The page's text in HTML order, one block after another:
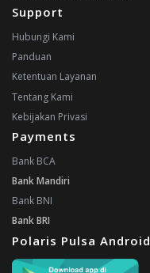
Support
Hubungi Kami
Panduan
Ketentuan Layanan
Tentang Kami
Kebijakan Privasi
Payments
Bank BCA
Bank Mandiri
Bank BNI
Bank BRI
Polaris Pulsa Android